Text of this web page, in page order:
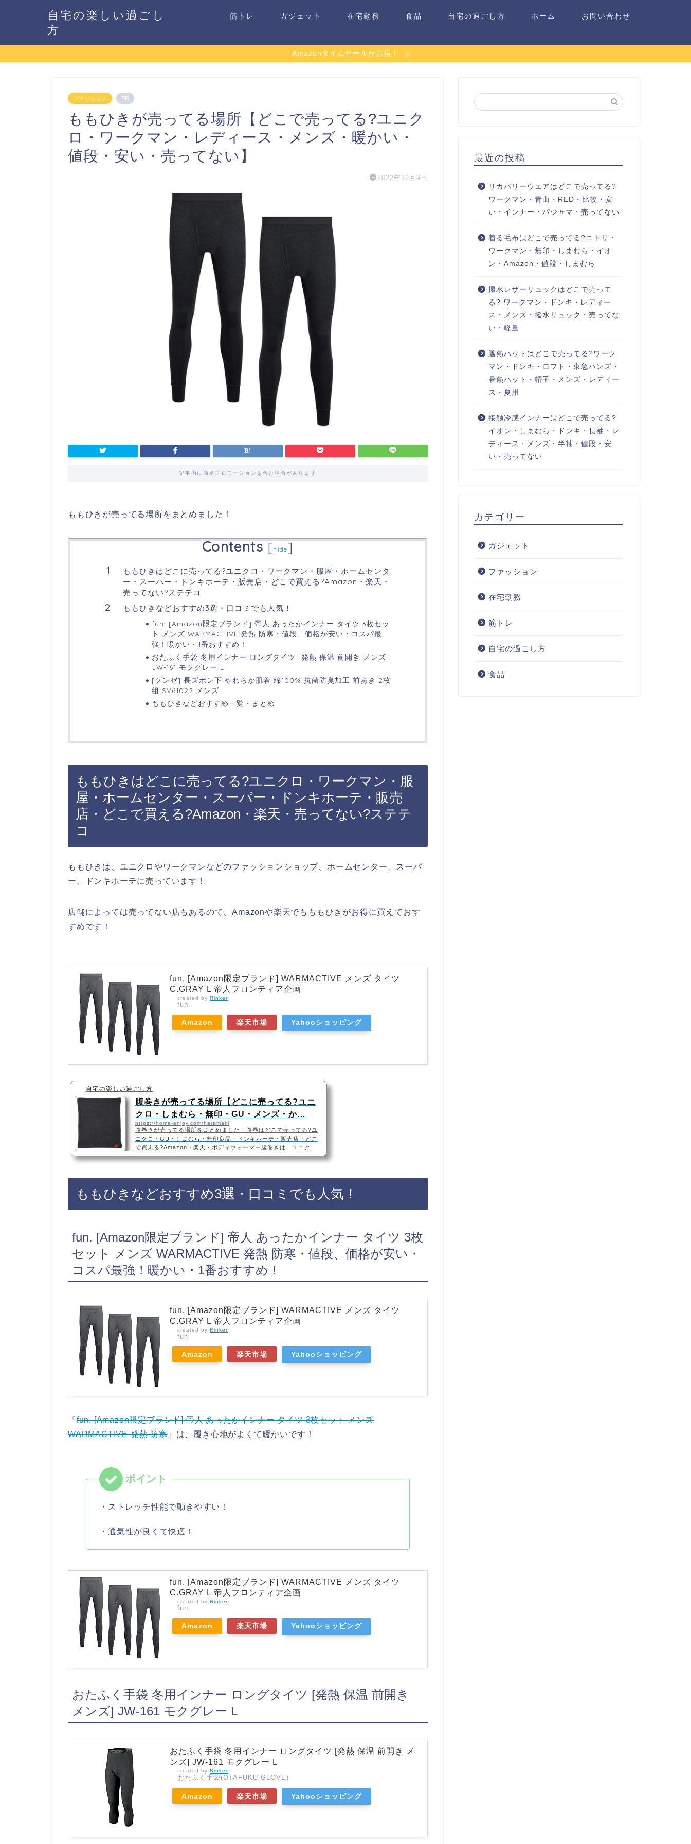
自宅の楽しい過ごし
方
筋トレ ガジェット 在宅勤務 食品 自宅の過ごし方 ホーム お問い合わせ
Amazonタイムセールがお得！
ファッション PR
ももひきが売ってる場所【どこで売ってる?ユニク
ロ・ワークマン・レディース・メンズ・暖かい・
値段・安い・売ってない】
2022年12月9日
記事内に商品プロモーションを含む場合があります
ももひきが売ってる場所をまとめました！
Contents [hide]
ももひきはどこに売ってる?ユニクロ・ワークマン・服屋・ホームセンタ
ー・スーパー・ドンキホーテ・販売店・どこで買える?Amazon・楽天・
売ってない?ステテコ
ももひきなどおすすめ3選・口コミでも人気！
fun. [Amazon限定ブランド] 帝人 あったかインナー タイツ 3枚セッ
ト メンズ WARMACTIVE 発熱 防寒・値段、価格が安い・コスパ最
強！暖かい・1番おすすめ！
おたふく手袋 冬用インナー ロングタイツ [発熱 保温 前開き メンズ]
JW-161 モクグレー L
[グンゼ] 長ズボン下 やわらか肌着 綿100% 抗菌防臭加工 前あき 2枚
組 SV61022 メンズ
ももひきなどおすすめ一覧・まとめ
ももひきはどこに売ってる?ユニクロ・ワークマン・服
屋・ホームセンター・スーパー・ドンキホーテ・販売
店・どこで買える?Amazon・楽天・売ってない?ステテ
コ
ももひきは、ユニクロやワークマンなどのファッションショップ、ホームセンター、スーパ
ー、ドンキホーテに売っています！
店舗によっては売ってない店もあるので、Amazonや楽天でもももひきがお得に買えておす
すめです！
fun. [Amazon限定ブランド] WARMACTIVE メンズ タイツ
C.GRAY L 帝人フロンティア企画
created by Rinker
fun.
Amazon 楽天市場 Yahooショッピング
自宅の楽しい過ごし方
腹巻きが売ってる場所【どこに売ってる?ユニ
クロ・しまむら・無印・GU・メンズ・か…
https://home-enjoy.com/haramaki
腹巻きが売ってる場所をまとめました！腹巻はどこで売ってる?ユ
ニクロ・GU・しまむら・無印良品・ドンキホーテ・販売店・どこ
で買える?Amazon・楽天・ボディウォーマー腹巻きは、ユニク
ロ、GU、しまむら、無印良品、ドンキホーテなどに売っていま
裏起毛 ストレッチ ウエストウォーマー MH0770・効果・暖かい・
値段、価格が安い・コスパ最強！1…
ももひきなどおすすめ3選・口コミでも人気！
fun. [Amazon限定ブランド] 帝人 あったかインナー タイツ 3枚
セット メンズ WARMACTIVE 発熱 防寒・値段、価格が安い・
コスパ最強！暖かい・1番おすすめ！
fun. [Amazon限定ブランド] WARMACTIVE メンズ タイツ
C.GRAY L 帝人フロンティア企画
created by Rinker
fun.
Amazon 楽天市場 Yahooショッピング
『fun. [Amazon限定ブランド] 帝人 あったかインナー タイツ 3枚セット メンズ
WARMACTIVE 発熱 防寒』は、履き心地がよくて暖かいです！
・ストレッチ性能で動きやすい！
・通気性が良くて快適！
fun. [Amazon限定ブランド] WARMACTIVE メンズ タイツ
C.GRAY L 帝人フロンティア企画
created by Rinker
fun.
Amazon 楽天市場 Yahooショッピング
おたふく手袋 冬用インナー ロングタイツ [発熱 保温 前開き
メンズ] JW-161 モクグレー L
おたふく手袋 冬用インナー ロングタイツ [発熱 保温 前開き メ
ンズ] JW-161 モクグレー L
created by Rinker
おたふく手袋(OTAFUKU GLOVE)
Amazon 楽天市場 Yahooショッピング
最近の投稿
リカバリーウェアはどこで売ってる?
ワークマン・青山・RED・比較・安
い・インナー・パジャマ・売ってない
着る毛布はどこで売ってる?ニトリ・
ワークマン・無印・しまむら・イオ
ン・Amazon・値段・しまむら
撥水レザーリュックはどこで売って
る? ワークマン・ドンキ・レディー
ス・メンズ・撥水リュック・売ってな
い・軽量
遮熱ハットはどこで売ってる?ワーク
マン・ドンキ・ロフト・東急ハンズ・
暑熱ハット・帽子・メンズ・レディー
ス・夏用
接触冷感インナーはどこで売ってる?
イオン・しまむら・ドンキ・長袖・レ
ディース・メンズ・半袖・値段・安
い・売ってない
カテゴリー
ガジェット
ファッション
在宅勤務
筋トレ
自宅の過ごし方
食品